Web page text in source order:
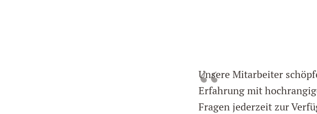
Unsere Mitarbeiter
Erfahrung mit
Fragen jederzeit zur